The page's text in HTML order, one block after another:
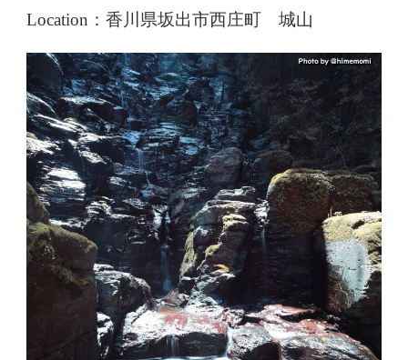
Location：香川県坂出市西庄町 城山